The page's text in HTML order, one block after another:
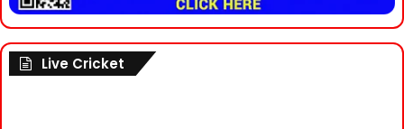
Live Cricket